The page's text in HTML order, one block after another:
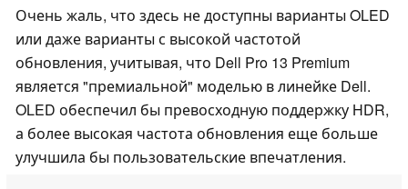
Очень жаль, что здесь не доступны варианты OLED
или даже варианты с высокой частотой
обновления, учитывая, что Dell Pro 13 Premium
является "премиальной" моделью в линейке Dell.
OLED обеспечил бы превосходную поддержку HDR,
а более высокая частота обновления еще больше
улучшила бы пользовательские впечатления.